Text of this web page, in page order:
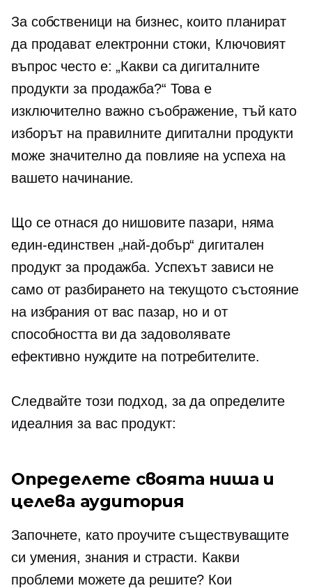
За собственици на бизнес, които планират
да продават електронни стоки, Ключовият
въпрос често е: „Какви са дигиталните
продукти за продажба?“ Това е
изключително важно съображение, тъй като
изборът на правилните дигитални продукти
може значително да повлияе на успеха на
вашето начинание.
Що се отнася до нишовите пазари, няма
един-единствен „най-добър“ дигитален
продукт за продажба. Успехът зависи не
само от разбирането на текущото състояние
на избрания от вас пазар, но и от
способността ви да задоволявате
ефективно нуждите на потребителите.
Следвайте този подход, за да определите
идеалния за вас продукт:
Определете своята ниша и
целева аудитория
Започнете, като проучите съществуващите
си умения, знания и страсти. Какви
проблеми можете да решите? Кои